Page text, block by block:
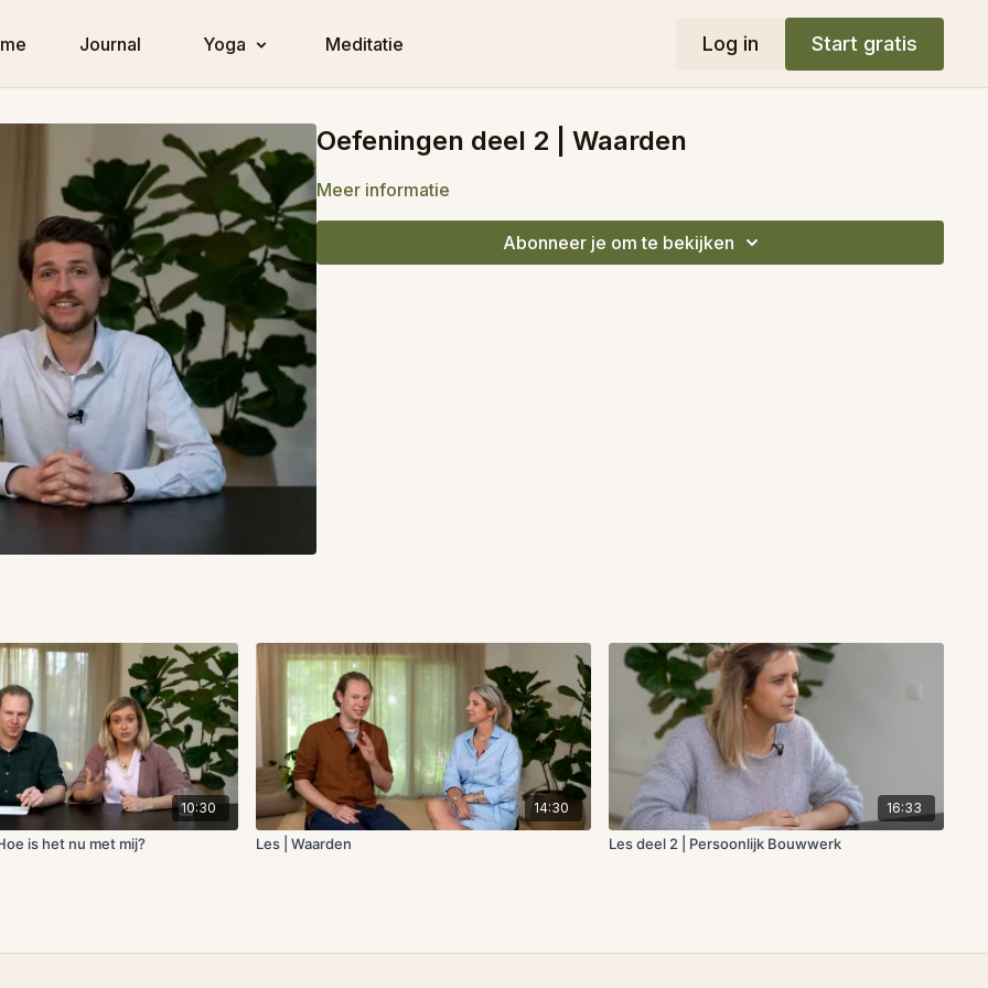
Journal Yoga Meditatie Log in Start gratis
Oefeningen deel 2 | Waarden
Meer informatie
Abonneer je om te bekijken
10:30
is het nu met mij?
14:30
Les | Waarden
16:33
Les deel 2 | Persoonlijk Bouwwerk